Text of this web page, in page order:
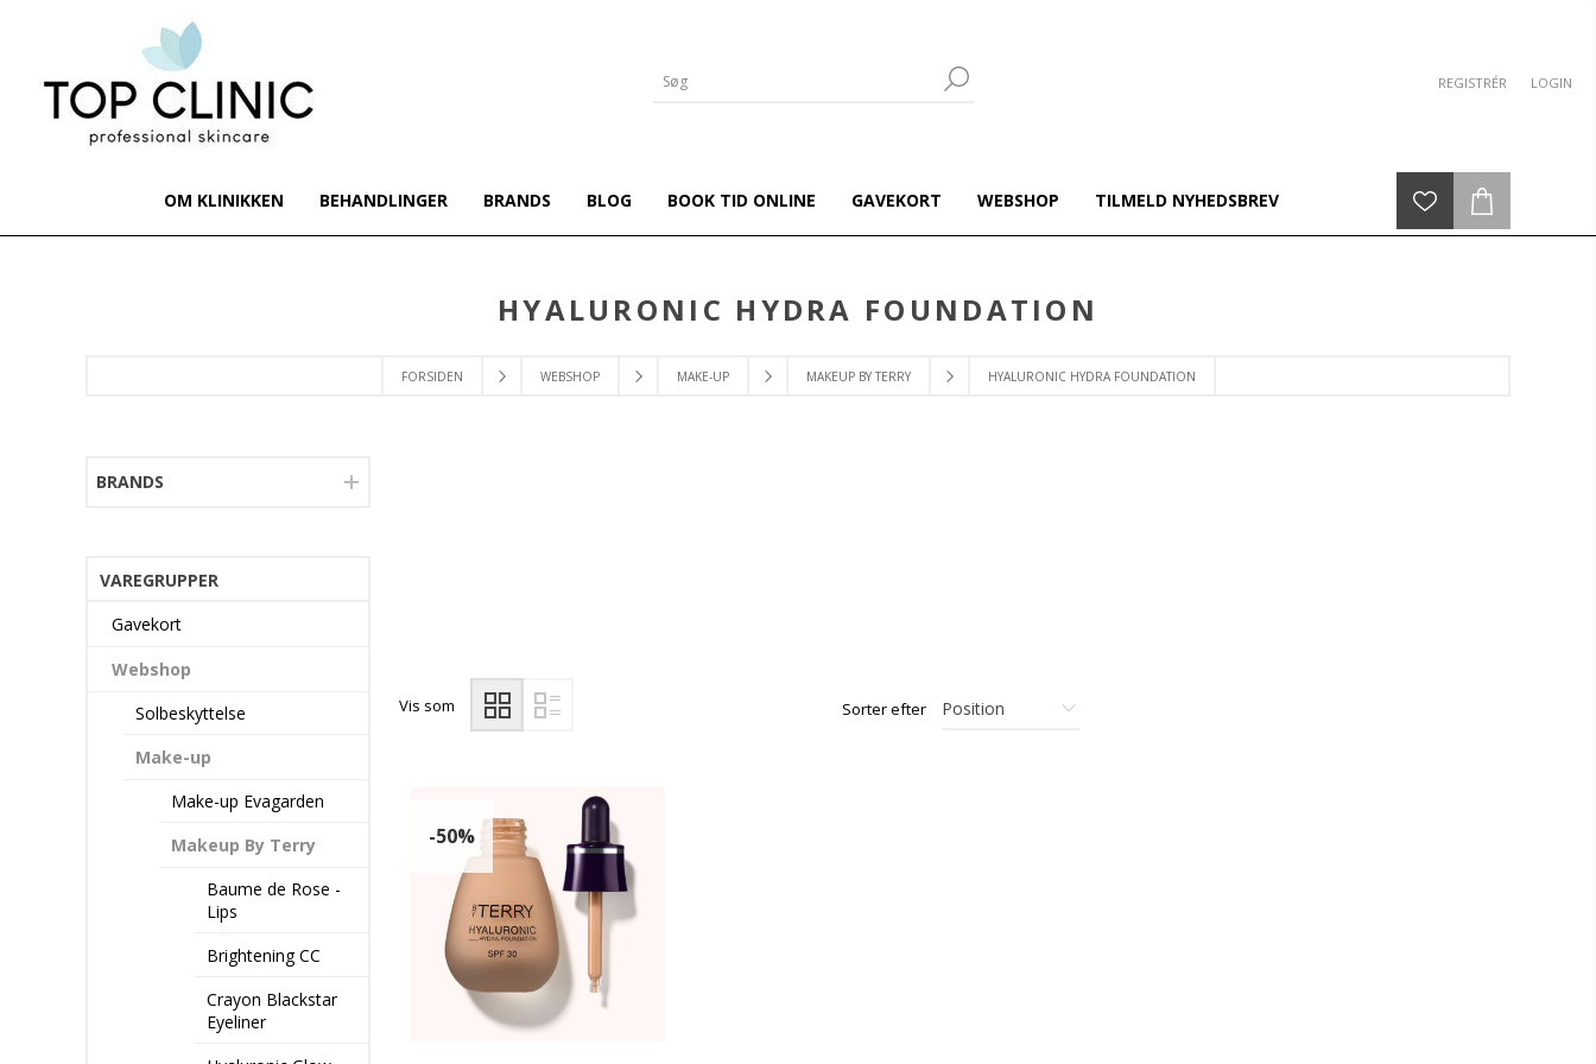
REGISTRÉR LOGIN
OM KLINIKKEN BEHANDLINGER BRANDS BLOG BOOK TID ONLINE GAVEKORT WEBSHOP TILMELD NYHEDSBREV
FORSIDEN WEBSHOP MAKE-UP MAKEUP BY TERRY HYALURONIC HYDRA FOUNDATION
HYALURONIC HYDRA FOUNDATION
Vis som Sorter efter
-50%
BRANDS
VAREGRUPPER
Gavekort
Webshop
Solbeskyttelse
Make-up
Make-up Evagarden
Makeup By Terry
Baume de Rose -
Lips
Brightening CC
Crayon Blackstar
Eyeliner